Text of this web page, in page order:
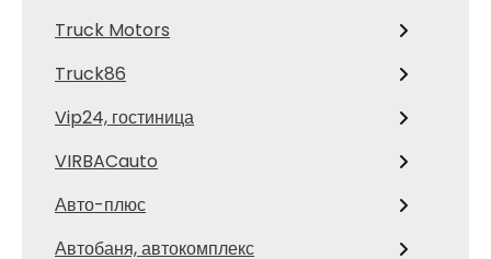
Truck Motors
Truck86
Vip24, гостиница
VIRBACauto
Авто-плюс
Автобаня, автокомплекс